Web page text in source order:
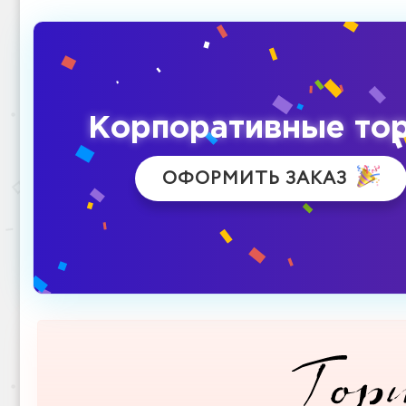
Корпоративные
ОФОРМИТЬ ЗАКАЗ